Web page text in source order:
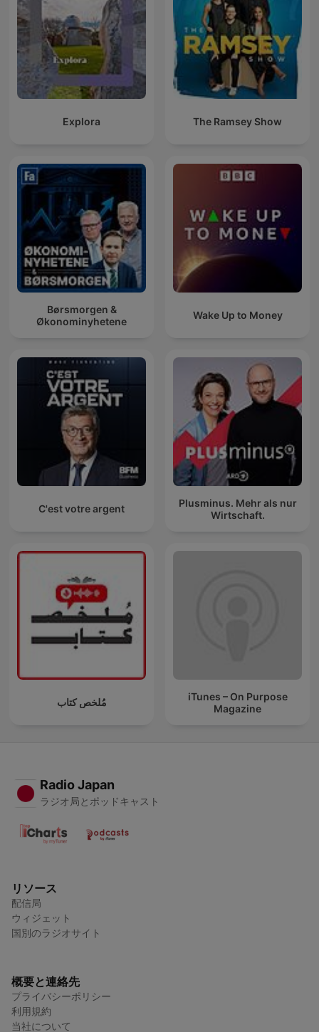
Explora The Ramsey Show
Børsmorgen &
Økonominyhetene
Wake Up to Money
C'est votre argent
Plusminus. Mehr als nur
Wirtschaft.
مُلخص كتاب
iTunes – On Purpose
Magazine
Radio Japan
ラジオ局とポッドキャスト
リソース
配信局
ウィジェット
国別のラジオサイト
概要と連絡先
プライバシーポリシー
利用規約
当社について